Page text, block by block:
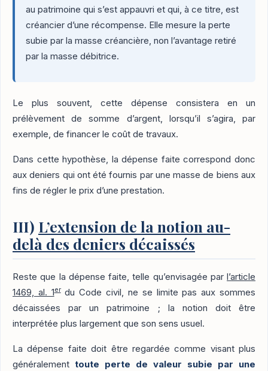
au patrimoine qui s’est appauvri et qui, à ce titre, est
créancier d’une récompense. Elle mesure la perte
subie par la masse créancière, non l’avantage retiré
par la masse débitrice.
Le plus souvent, cette dépense consistera en un
prélèvement de somme d’argent, lorsqu’il s’agira, par
exemple, de financer le coût de travaux.
Dans cette hypothèse, la dépense faite correspond donc
aux deniers qui ont été fournis par une masse de biens aux
fins de régler le prix d’une prestation.
III) L’extension de la notion au-
delà des deniers décaissés
Reste que la dépense faite, telle qu’envisagée par l’article
1469, al. 1erdu Code civil, ne se limite pas aux sommes
décaissées par un patrimoine ; la notion doit être
interprétée plus largement que son sens usuel.
La dépense faite doit être regardée comme visant plus
généralement toute perte de valeur subie par une